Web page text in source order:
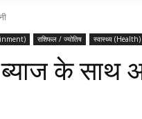
राशिफल / ज्योतिष स्वास्थ्य (Health)
के साथ